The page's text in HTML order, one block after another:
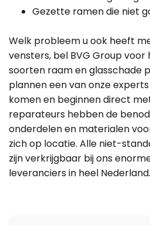
Gezette ramen die niet
Welk probleem u ook heeft
vensters, bel BVG Group
soorten raam en glasschade
plannen een van onze
komen en beginnen direct
reparateurs hebben de
onderdelen en materialen
zich op locatie. Alle niet-
zijn verkrijgbaar bij ons
leveranciers in heel Nederland.